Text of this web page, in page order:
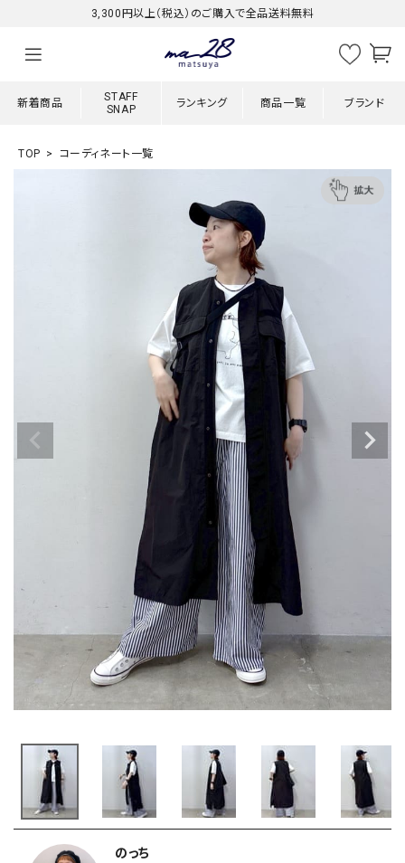
3,300円以上（税込）のご購入で全品送料無料
新着商品
STAFF
SNAP
ランキング 商品一覧 ブランド
TOP コーディネート一覧
のっち